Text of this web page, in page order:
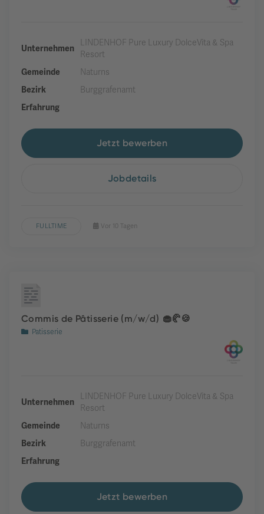
Unternehmen
LINDENHOF Pure Luxury DolceVita & Spa
Resort
Gemeinde
Naturns
Bezirk
Burggrafenamt
Erfahrung
Jetzt bewerben
Jobdetails
FULLTIME Vor 10 Tagen
Commis de Pâtisserie (m/w/d) 🧁🥐🍪
Patisserie
Unternehmen
LINDENHOF Pure Luxury DolceVita & Spa
Resort
Gemeinde
Naturns
Bezirk
Burggrafenamt
Erfahrung
Jetzt bewerben